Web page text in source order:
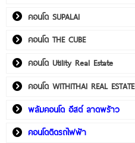
คอนโด SUPALAI
คอนโด THE CUBE
คอนโด Utility Real Estate
คอนโด WITHITHAI REAL ESTATE
พลัมคอนโด อีสต์ ลาดพร้าว
คอนโดติดรถไฟฟ้า